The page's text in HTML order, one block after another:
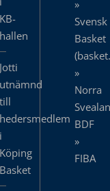
KB-
hallen
Jotti
utnämnd
till
hedersmedlem
i
Köping
Basket
»
Svensk
Basket
»
Norra
BDF
»
FIBA